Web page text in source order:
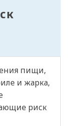
пищи,
и жарка,
риск